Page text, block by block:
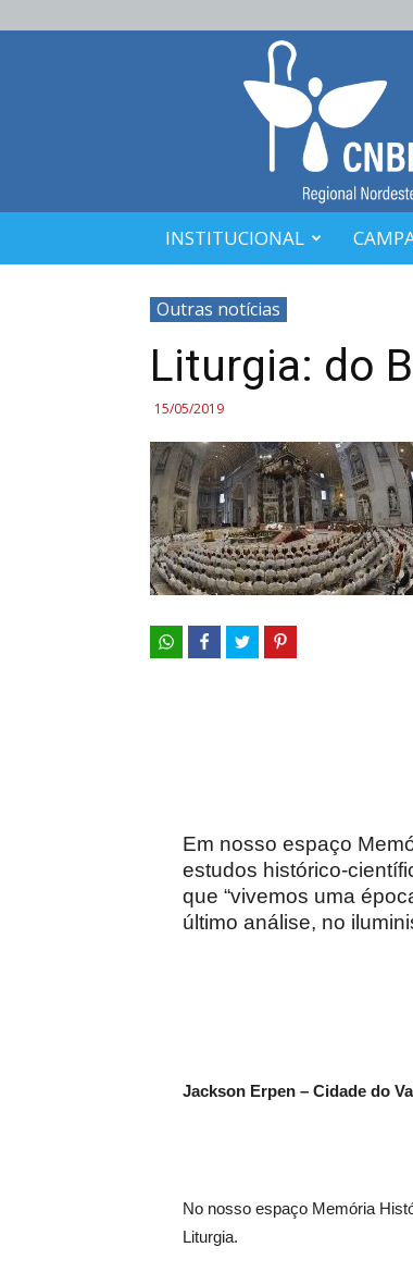
Nordeste
INSTITUCIONAL
Outras notícias
Liturgia: do
15/05/2019
Em nosso espaço
estudos histórico-
que “vivemos uma
último análise, no
Jackson Erpen – Cidade do
No nosso espaço Memória
Liturgia.